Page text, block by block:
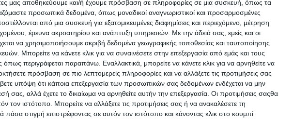
μας αποθηκεύουμε και/ή έχουμε πρόσβαση σε πληροφορίες σε μια συσκευή, όπως τα
προσωπικά δεδομένα, όπως μοναδικοί αναγνωριστικοί και προσαρμοσμένες
από μια συσκευή για εξατομικευμένες διαφημίσεις και περιεχόμενο, μέτρηση
έρευνα ακροατηρίου και ανάπτυξη υπηρεσιών. Με την άδειά σας, εμείς και οι
να χρησιμοποιήσουμε ακριβή δεδομένα γεωγραφικής τοποθεσίας και ταυτοποίησης
Μπορείτε να κάνετε κλικ για να συναινέσετε στην επεξεργασία από εμάς και τους
περιγράφεται παραπάνω. Εναλλακτικά, μπορείτε να κάνετε κλικ για να αρνηθείτε να
πρόσβαση σε πιο λεπτομερείς πληροφορίες και να αλλάξετε τις προτιμήσεις σας
υπόψη ότι κάποια επεξεργασία των προσωπικών σας δεδομένων ενδέχεται να μην
σας, αλλά έχετε το δικαίωμα να αρνηθείτε αυτήν την επεξεργασία. Οι προτιμήσεις σαςθα
τον ιστότοπο. Μπορείτε να αλλάξετε τις προτιμήσεις σας ή να ανακαλέσετε τη
στιγμή επιστρέφοντας σε αυτόν τον ιστότοπο και κάνοντας κλικ στο κουμπί
κρίση νοημοσύνης του 2028: Σενάριο οικονομικής
για καταστροφή της εργασίας από την ΑΙ​ &nbsp;Ένα
σενάριο οικονομικής φαντασίας όπου η εκρηκτική πρόοδος
Νικολέτος: Γιατί η ΑΙ δεν θα φέρει τον
Αρμαγεδώνα